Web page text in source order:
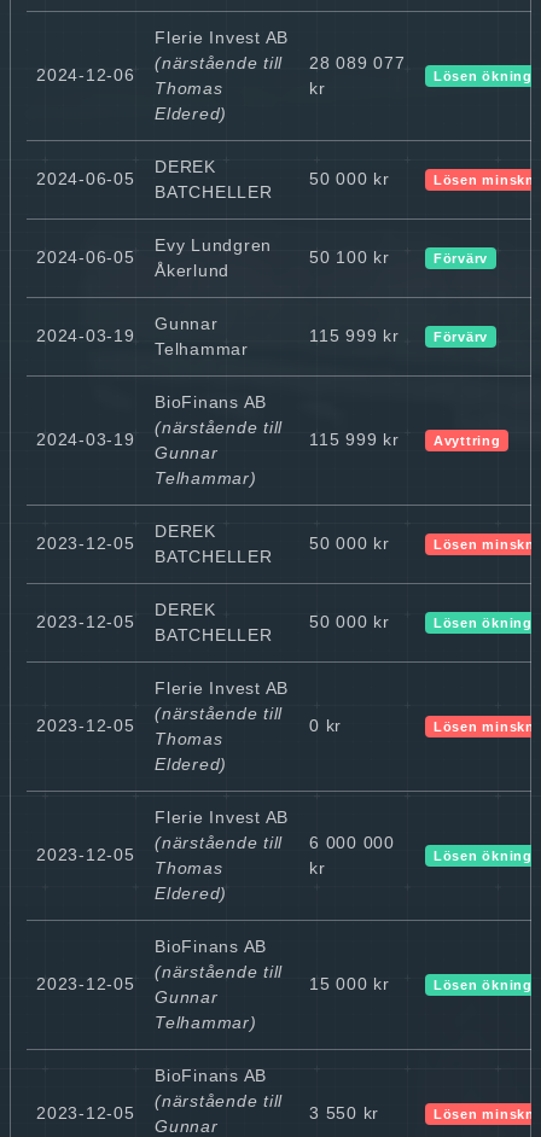
2024-12-06
Flerie Invest AB
(närstående till
Thomas
Eldered)
28 089 077
kr
Lösen ökning
2024-06-05
DEREK
BATCHELLER
50 000 kr Lösen
2024-06-05
Evy Lundgren
Åkerlund
50 100 kr Förvärv
2024-03-19
Gunnar
Telhammar
115 999 kr Förvärv
2024-03-19
BioFinans AB
(närstående till
Gunnar
Telhammar)
115 999 kr Avyttring
2023-12-05
DEREK
BATCHELLER
50 000 kr Lösen
2023-12-05
DEREK
BATCHELLER
50 000 kr Lösen ökning
2023-12-05
Flerie Invest AB
(närstående till
Thomas
Eldered)
0 kr Lösen
2023-12-05
Flerie Invest AB
(närstående till
Thomas
Eldered)
6 000 000
kr
Lösen ökning
2023-12-05
BioFinans AB
(närstående till
Gunnar
Telhammar)
15 000 kr Lösen ökning
2023-12-05
BioFinans AB
(närstående till
Gunnar
3 550 kr Lösen